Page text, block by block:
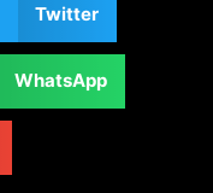
Twitter
WhatsApp